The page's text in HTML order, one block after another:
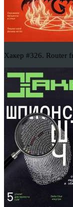
Хакер #326. Router